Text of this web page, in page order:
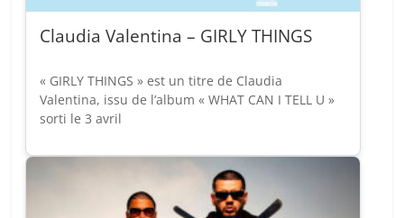
Claudia Valentina – GIRLY THINGS
« GIRLY THINGS » est un titre de Claudia
Valentina, issu de l’album « WHAT CAN I TELL U »
sorti le 3 avril